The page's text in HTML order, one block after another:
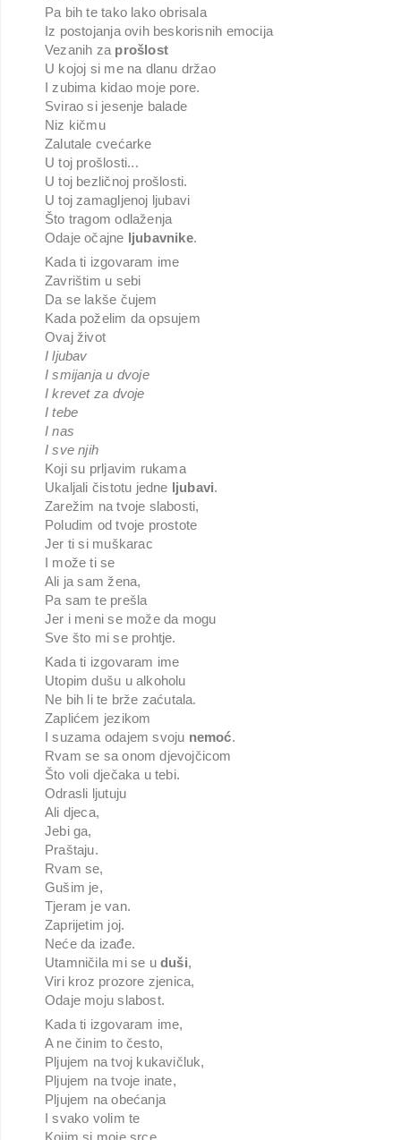
Pa bih te tako lako obrisala
Iz postojanja ovih beskorisnih emocija
Vezanih za prošlost
U kojoj si me na dlanu držao
I zubima kidao moje pore.
Svirao si jesenje balade
Niz kičmu
Zalutale cvećarke
U toj prošlosti...
U toj bezličnoj prošlosti.
U toj zamagljenoj ljubavi
Što tragom odlaženja
Odaje očajne ljubavnike.
Kada ti izgovaram ime
Zavrištim u sebi
Da se lakše čujem
Kada poželim da opsujem
Ovaj život
I ljubav
I smijanja u dvoje
I krevet za dvoje
I tebe
I nas
I sve njih
Koji su prljavim rukama
Ukaljali čistotu jedne ljubavi.
Zarežim na tvoje slabosti,
Poludim od tvoje prostote
Jer ti si muškarac
I može ti se
Ali ja sam žena,
Pa sam te prešla
Jer i meni se može da mogu
Sve što mi se prohtje.
Kada ti izgovaram ime
Utopim dušu u alkoholu
Ne bih li te brže zaćutala.
Zaplićem jezikom
I suzama odajem svoju nemoć.
Rvam se sa onom djevojčicom
Što voli dječaka u tebi.
Odrasli ljutuju
Ali djeca,
Jebi ga,
Praštaju.
Rvam se,
Gušim je,
Tjeram je van.
Zaprijetim joj.
Neće da izađe.
Utamničila mi se u duši,
Viri kroz prozore zjenica,
Odaje moju slabost.
Kada ti izgovaram ime,
A ne činim to često,
Pljujem na tvoj kukavičluk,
Pljujem na tvoje inate,
Pljujem na obećanja
I svako volim te
Kojim si moje srce